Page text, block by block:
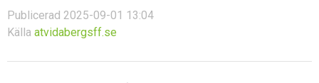
Publicerad 2025-09-01 13:04
Källa atvidabergsff.se